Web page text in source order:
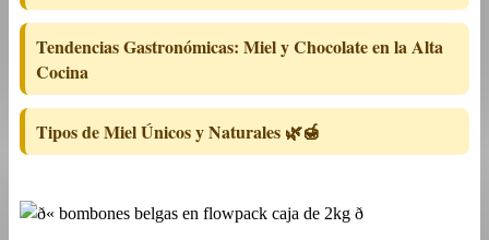
Tendencias Gastronómicas: Miel y Chocolate en la Alta
Cocina
Tipos de Miel Únicos y Naturales 🌿🍯